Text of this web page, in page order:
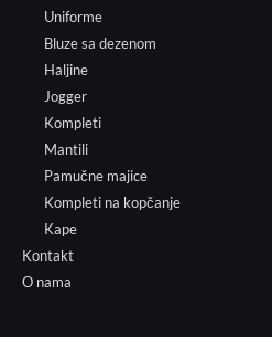
Uniforme
Bluze sa dezenom
Haljine
Jogger
Kompleti
Mantili
Pamučne majice
Kompleti na kopčanje
Kape
Kontakt
O nama